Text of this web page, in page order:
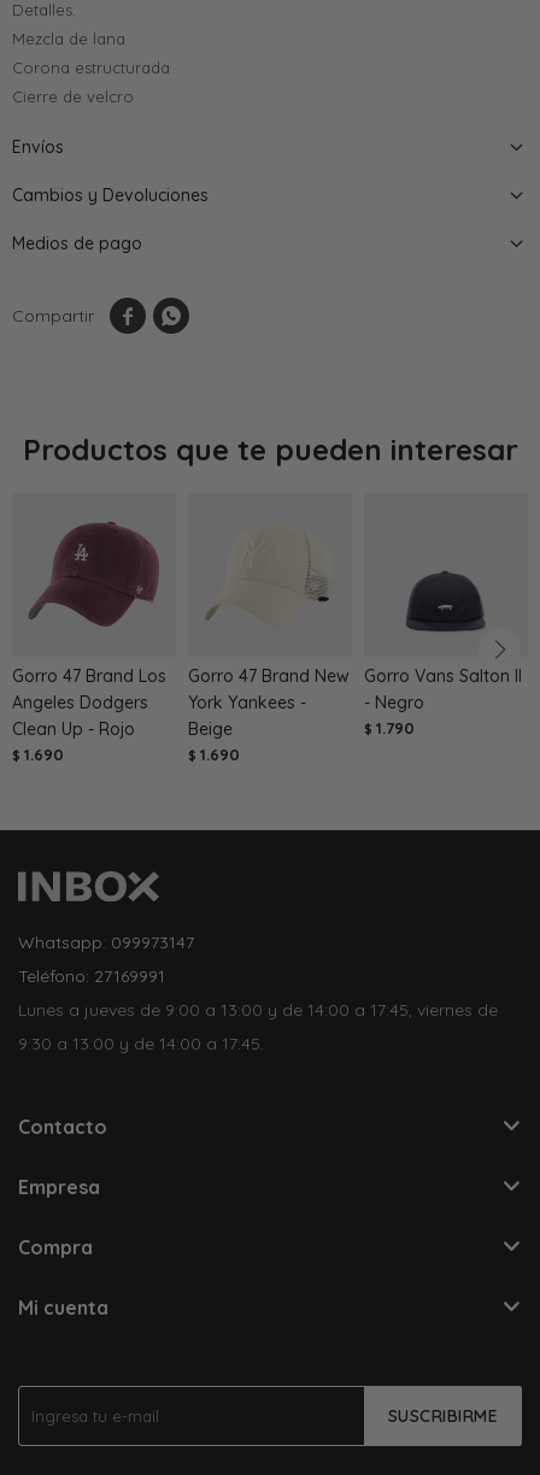
Detalles:
Mezcla de lana
Corona estructurada
Cierre de velcro
Envíos
Cambios y Devoluciones
Medios de pago
 
Productos que te pueden interesar
Gorro 47 Brand Los
Angeles Dodgers
Clean Up - Rojo
$ 1.690
Gorro 47 Brand New
York Yankees -
Beige
$ 1.690
Gorro Vans Salton II
- Negro
$ 1.790
SUSCRIBIRME
Whatsapp: 099973147
Teléfono: 27169991
Lunes a jueves de 9:00 a 13:00 y de 14:00 a 17:45, viernes de
9:30 a 13:00 y de 14:00 a 17:45.
Contacto
Empresa
Compra
Mi cuenta